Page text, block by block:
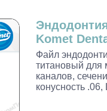
Komet
Файл
титановый для
каналов,
конусность